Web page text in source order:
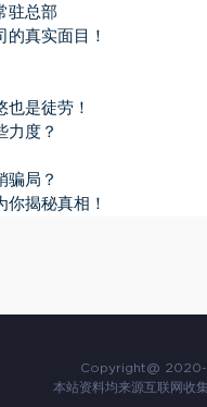
驻总部
真实面目！
是徒劳！
力度？
骗局？
揭秘真相！
Copyright@ 2020-
本站资料均来源互联网收